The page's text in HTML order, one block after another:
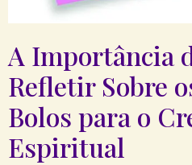
A Importância
Refletir ⁣Sobre⁢
Bolos⁢ para o
Espiritual